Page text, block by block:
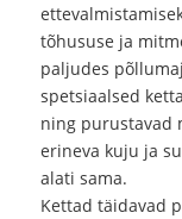
tõhususe ja
paljudes
spetsiaalsed
ning purustavad
erineva kuju ja
alati sama.
Kettad täidavad